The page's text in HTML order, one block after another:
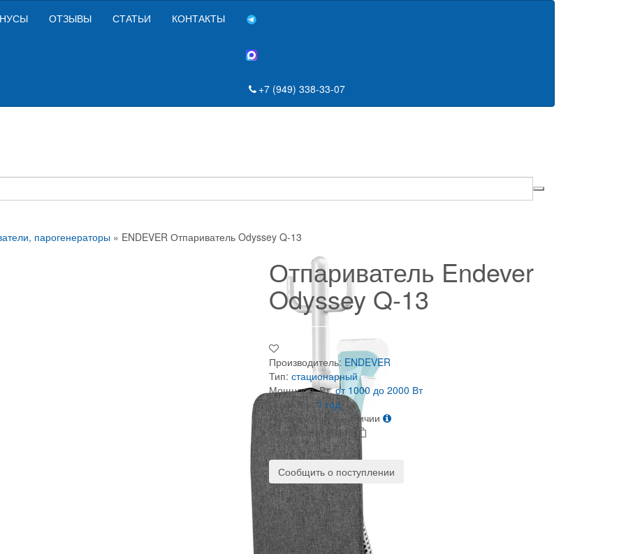
ОТЗЫВЫ СТАТЬИ КОНТАКТЫ
+7 (949) 338-33-07
парогенераторы» ENDEVER Отпариватель Odyssey Q-13
Отпариватель Endever
Odyssey Q-13
Производитель: ENDEVER
Тип: стационарный
Мощность Вт: от 1000 до 2000 Вт
Гарантия: 1 год
Наличие: Нет в наличии
Код товара:86148
Сообщить о поступлении